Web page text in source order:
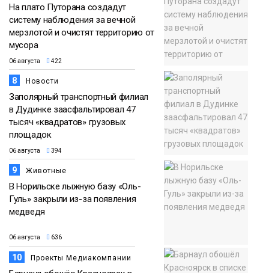
На плато Путорана создадут
систему наблюдения за вечной
мерзлотой и очистят территорию от
мусора
06 августа 422
8 Новости
Заполярный транспортный филиал
в Дудинке заасфальтировал 47
тысяч «квадратов» грузовых
площадок
06 августа 394
9 Животные
В Норильске лыжную базу «Оль-
Гуль» закрыли из-за появления
медведя
06 августа 636
10 Проекты Медиакомпании